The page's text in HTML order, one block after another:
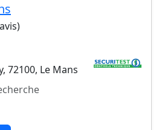
72100, Le Mans